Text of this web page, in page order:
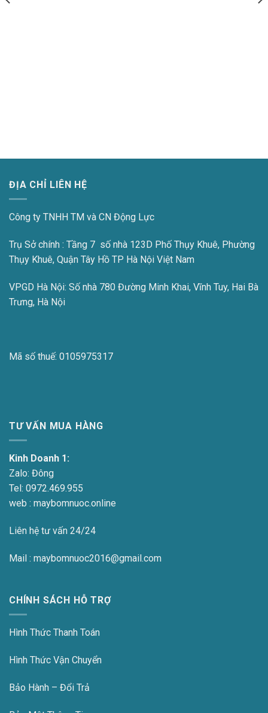
ĐỊA CHỈ LIÊN HỆ
Công ty TNHH TM và CN Động Lực
Trụ Sở chính : Tầng 7 số nhà 123D Phố Thụy Khuê, Phường
Thụy Khuê, Quận Tây Hồ TP Hà Nội Việt Nam
VPGD Hà Nội: Số nhà 780 Đường Minh Khai, Vĩnh Tuy, Hai Bà
Trưng, Hà Nội
Mã số thuế: 0105975317
TƯ VẤN MUA HÀNG
Kinh Doanh 1:
Zalo: Đông
Tel: 0972.469.955
web : maybomnuoc.online
Liên hệ tư vấn 24/24
Mail : maybomnuoc2016@gmail.com
CHÍNH SÁCH HỖ TRỢ
Hình Thức Thanh Toán
Hình Thức Vận Chuyển
Bảo Hành – Đổi Trả